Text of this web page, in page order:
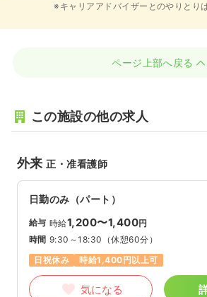
※キャリアアドバイザーとのやりとり
ページ上部へ戻る
この施設の他の求人
外来正・准看護師
日勤のみ（パート）
給与 時給1,200〜1,400円
時間 9:30～18:30 （休憩60分）
日祝休み
時給1,400円以上可
気になる